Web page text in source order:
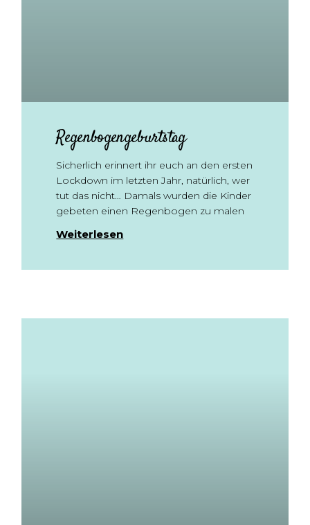
Regenbogengeburtstag
Sicherlich erinnert ihr euch an den ersten
Lockdown im letzten Jahr, natürlich, wer
tut das nicht… Damals wurden die Kinder
gebeten einen Regenbogen zu malen
Weiterlesen